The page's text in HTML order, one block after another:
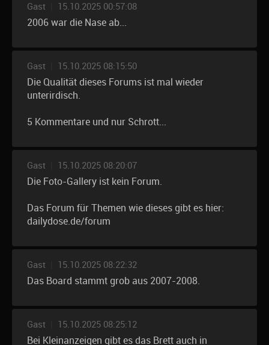
Gast 15.10.2025 00:57:08
2006 war die Nase ab...
Gast 15.10.2025 08:15:50
Die Qualität dieses Forums ist mal wieder
unterirdisch.
5 Kommentare und nur Schrott...
Gast 15.10.2025 08:20:07
Die Foto-Gallery ist kein Forum.
Das Forum für Themen wie dieses gibt es hier:
dailydose.de/forum
Gast 15.10.2025 08:22:32
Das Board stammt grob aus 2007-2008.
Gast 15.10.2025 08:25:12
Bei Kleinanzeigen gibt es das Brett auch in